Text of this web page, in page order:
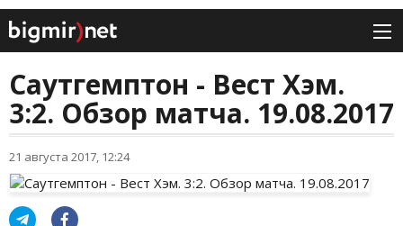
Саутгемптон - Вест Хэм.
3:2. Обзор матча. 19.08.2017
21 августа 2017, 12:24